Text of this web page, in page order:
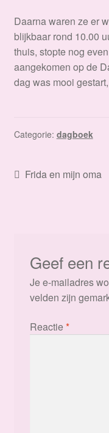
Daarna waren ze er
blijkbaar rond 10.00
thuis, stopte nog
aangekomen op de
dag was mooi
Categorie: dagboek
Bericht
Vorig
Frida en mijn oma
Geef een
Je e-mailadres
velden zijn
Reactie*